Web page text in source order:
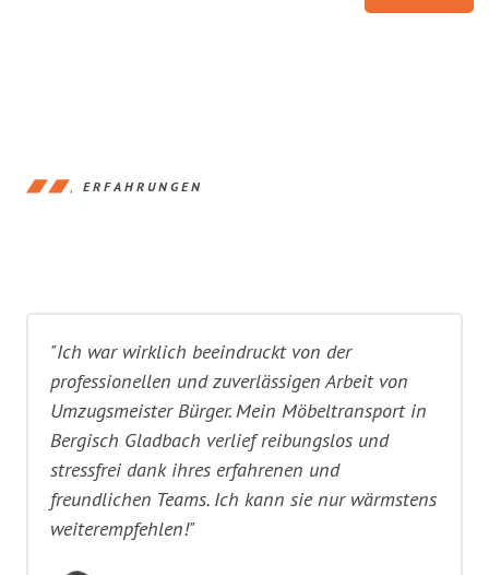
ERFAHRUNGEN
"Ich war wirklich beeindruckt von der
professionellen und zuverlässigen Arbeit von
Umzugsmeister Bürger. Mein Möbeltransport in
Bergisch Gladbach verlief reibungslos und
stressfrei dank ihres erfahrenen und
freundlichen Teams. Ich kann sie nur wärmstens
weiterempfehlen!"